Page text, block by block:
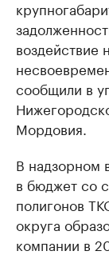
сообщили в
Мордовия.
В надзорном
в бюджет со
полигонов
округа
компании в